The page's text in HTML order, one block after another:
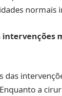
das
a